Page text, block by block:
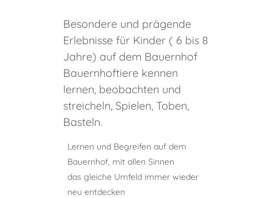
Besondere und prägende
Erlebnisse für Kinder ( 6 bis 8
Jahre) auf dem Bauernhof
Bauernhoftiere kennen
lernen, beobachten und
streicheln, Spielen, Toben,
Basteln.
Lernen und Begreifen auf dem
Bauernhof, mit allen Sinnen
das gleiche Umfeld immer wieder
neu entdecken